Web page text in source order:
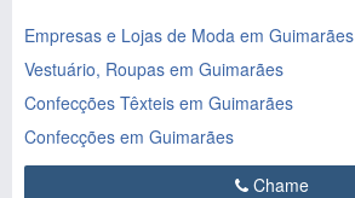
Empresas e Lojas de Moda em Guimarães
Vestuário, Roupas em Guimarães
Confecções Têxteis em Guimarães
Confecções em Guimarães
Chame